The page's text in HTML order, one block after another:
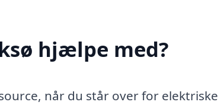
hjælpe med?
når du står over for elektriske